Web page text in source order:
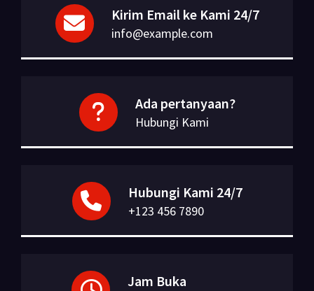
Kirim Email ke Kami 24/7
info@example.com
Ada pertanyaan?
Hubungi Kami
Hubungi Kami 24/7
+123 456 7890
Jam Buka